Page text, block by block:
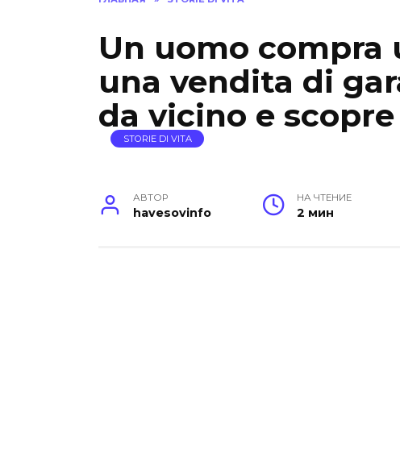
Un uomo compra
una vendita di
da vicino e
STORIE DI VITA
АВТОР
havesovinfo
НА ЧТЕНИЕ
2 мин